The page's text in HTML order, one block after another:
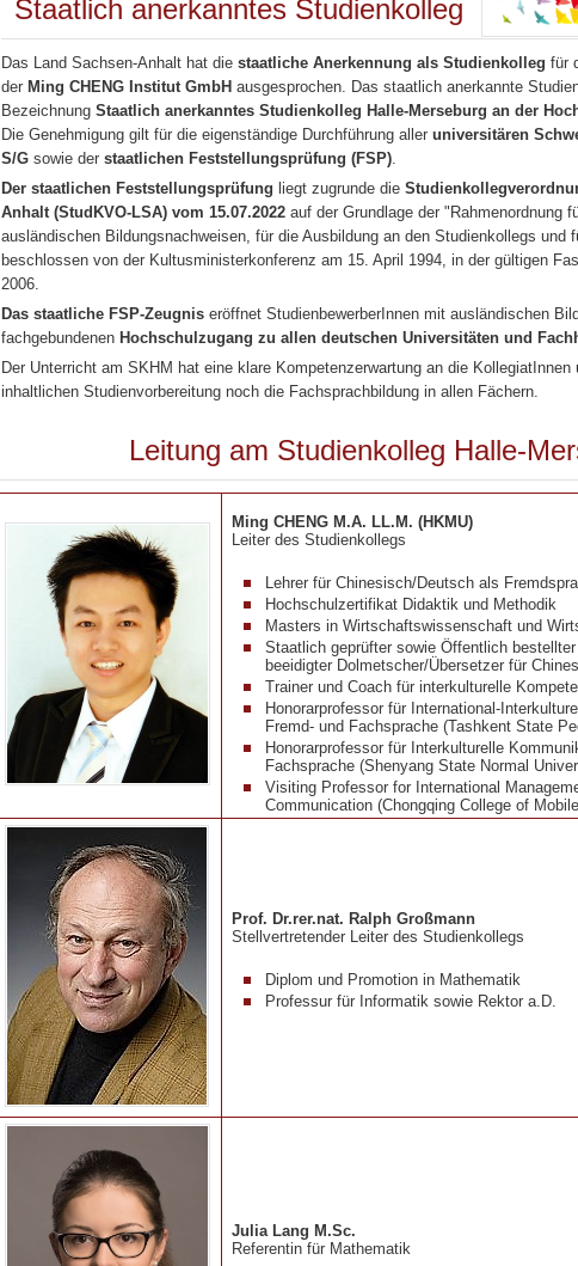
Staatlich anerkanntes Studienkolleg
Das Land Sachsen-Anhalt hat die staatliche Anerkennung als Studienkolleg für
der Ming CHENG Institut GmbH ausgesprochen. Das staatlich anerkannte
Bezeichnung Staatlich anerkanntes Studienkolleg Halle-Merseburg an der
Die Genehmigung gilt für die eigenständige Durchführung aller universitären
S/G sowie der staatlichen Feststellungsprüfung (FSP).
Der staatlichen Feststellungsprüfung liegt zugrunde die
Anhalt (StudKVO-LSA) vom 15.07.2022 auf der Grundlage der "Rahmenordnung
ausländischen Bildungsnachweisen, für die Ausbildung an den Studienkollegs und
beschlossen von der Kultusministerkonferenz am 15. April 1994, in der gültigen
2006.
Das staatliche FSP-Zeugnis eröffnet StudienbewerberInnen mit ausländischen
fachgebundenen Hochschulzugang zu allen deutschen Universitäten und
Der Unterricht am SKHM hat eine klare Kompetenzerwartung an die KollegiatInnen
inhaltlichen Studienvorbereitung noch die Fachsprachbildung in allen Fächern.
Leitung am Studienkolleg Halle-
Ming CHENG M.A. LL.M. (HKMU)
Leiter des Studienkollegs
Lehrer für Chinesisch/Deutsch als
Hochschulzertifikat Didaktik und Methodik
Masters in Wirtschaftswissenschaft und
Staatlich geprüfter sowie Öffentlich
beeidigter Dolmetscher/Übersetzer für
Trainer und Coach für interkulturelle
Honorarprofessor für International-
Fremd- und Fachsprache (Tashkent State
Honorarprofessor für Interkulturelle
Fachsprache (Shenyang State Normal
Visiting Professor for International
Communication (Chongqing College of
Prof. Dr.rer.nat. Ralph Großmann
Stellvertretender Leiter des Studienkollegs
Diplom und Promotion in Mathematik
Professur für Informatik sowie Rektor a.D.
Julia Lang M.Sc.
Referentin für Mathematik